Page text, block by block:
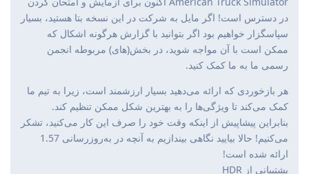
در دسترس است! اگر مایل به شرکت در این نسخه بتا هستید، بسیار
سپاسگزار خواهیم بود اگر بتوانید با گزارش هرگونه اشکال که
ممکن است با آن مواجه شوید، در بخش(های) مربوطه انجمن
رسمی ما به ما کمک کنید.
هر بازخوردی که ارائه می‌دهید بسیار ارزشمند است، زیرا به تیم ما
کمک می‌کند تا ویژگی‌ها را به بهترین شکل ممکن تنظیم کند.
بنابراین پیشاپیش از اینکه وقت خود را صرف این کار می‌کنید، تشکر
می‌کنیم! حالا بیایید نگاهی بیندازیم به آنچه در به‌روزرسانی 1.57
ارائه شده است!
پشتیبانی از HDR